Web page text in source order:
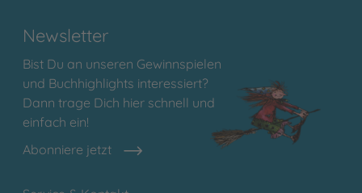
Newsletter
Bist Du an unseren Gewinnspielen
und Buchhighlights interessiert?
Dann trage Dich hier schnell und
einfach ein!
Abonniere jetzt